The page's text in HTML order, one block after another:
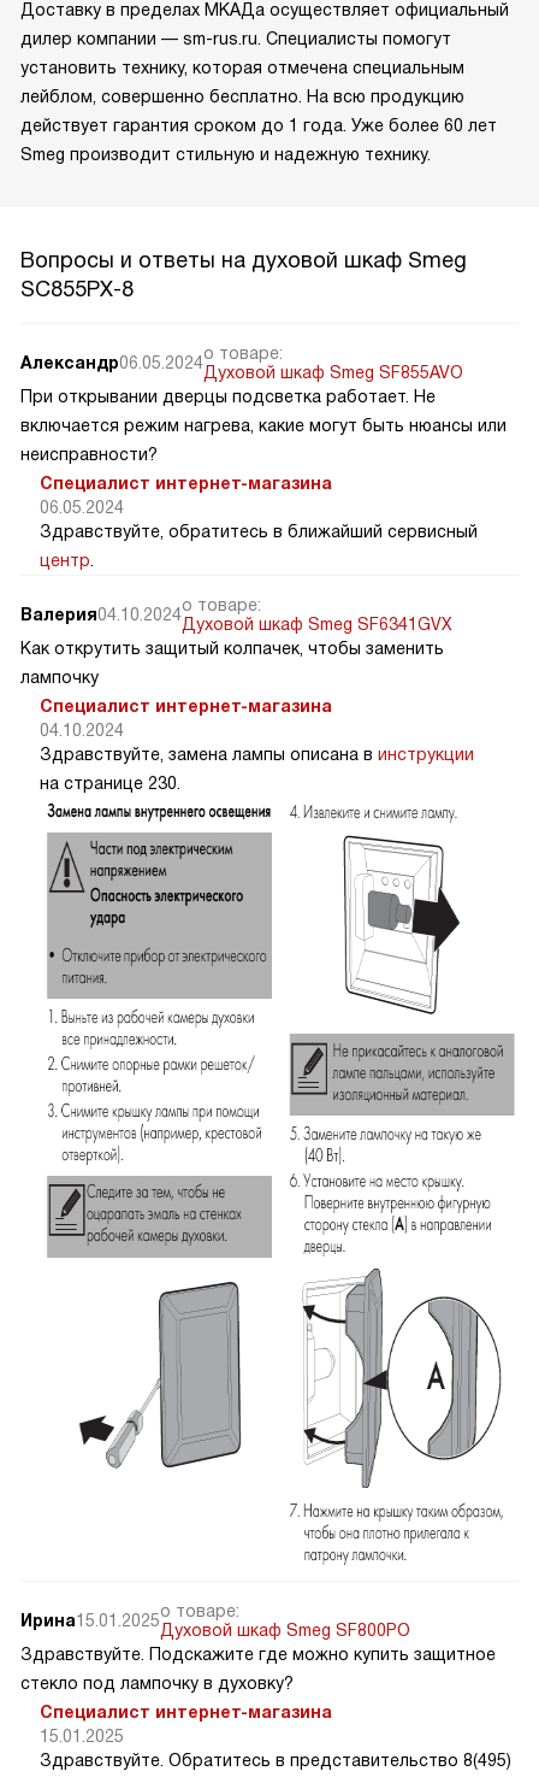
Доставку в пределах МКАДа осуществляет официальный
дилер компании — sm-rus.ru. Специалисты помогут
установить технику, которая отмечена специальным
лейблом, совершенно бесплатно. На всю продукцию
действует гарантия сроком до 1 года. Уже более 60 лет
Smeg производит стильную и надежную технику.
Вопросы и ответы на духовой шкаф Smeg
SC855PX-8
Александр06.05.2024о товаре:
Духовой шкаф Smeg SF855AVO
При открывании дверцы подсветка работает. Не
включается режим нагрева, какие могут быть нюансы или
неисправности?
Специалист интернет-магазина
06.05.2024
Здравствуйте, обратитесь в ближайший сервисный
центр
Валерия04.10.2024о товаре:
Духовой шкаф Smeg SF6341GVX
Как открутить защитый колпачек, чтобы заменить
лампочку
Специалист интернет-магазина
04.10.2024
Здравствуйте, замена лампы описана в инструкции
на странице 230.
Ирина15.01.2025о товаре:
Духовой шкаф Smeg SF800PO
Здравствуйте. Подскажите где можно купить защитное
стекло под лампочку в духовку?
Специалист интернет-магазина
15.01.2025
Здравствуйте. Обратитесь в представительство 8(495)